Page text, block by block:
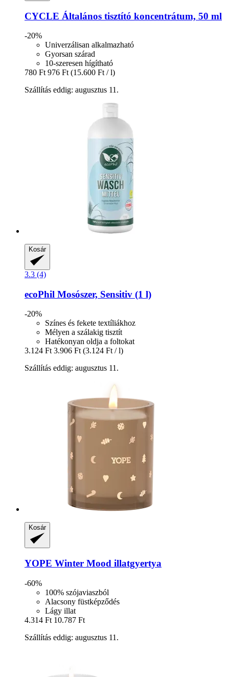
CYCLE Általános tisztító koncentrátum, 50 ml
-20%
Univerzálisan alkalmazható
Gyorsan szárad
10-szeresen hígítható
780 Ft 976 Ft (15.600 Ft / l)
Szállítás eddig: augusztus 11.
Kosár
3.3 (4)
ecoPhil Mosószer, Sensitiv (1 l)
-20%
Színes és fekete textíliákhoz
Mélyen a szálakig tisztít
Hatékonyan oldja a foltokat
3.124 Ft 3.906 Ft (3.124 Ft / l)
Szállítás eddig: augusztus 11.
Kosár
YOPE Winter Mood illatgyertya
-60%
100% szójaviaszból
Alacsony füstképződés
Lágy illat
4.314 Ft 10.787 Ft
Szállítás eddig: augusztus 11.